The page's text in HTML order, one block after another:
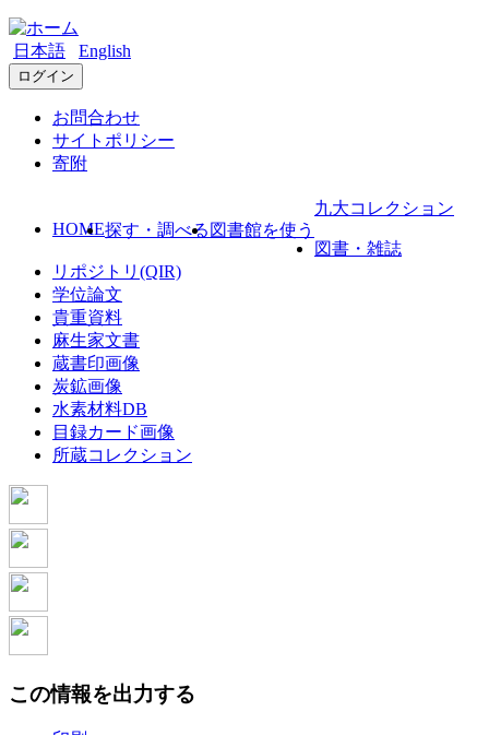
日本語 English
ログイン
お問合わせ
サイトポリシー
寄附
HOME探す・調べる 図書館を使う
九大コレクション
図書・雑誌
リポジトリ(QIR)
学位論文
貴重資料
麻生家文書
蔵書印画像
炭鉱画像
水素材料DB
目録カード画像
所蔵コレクション
この情報を出力する